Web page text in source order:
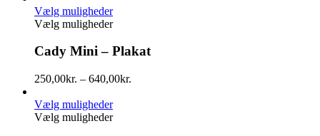
Vælg muligheder
Vælg muligheder
Cady Mini – Plakat
250,00kr. – 640,00kr.
Vælg muligheder
Vælg muligheder